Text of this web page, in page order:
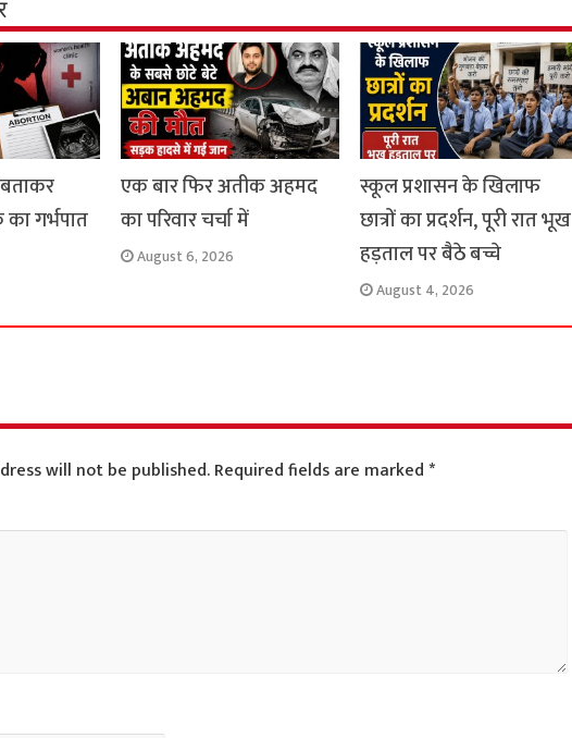
r
a
m
n
k
गर्भपात
एक बार फिर अतीक अहमद
का परिवार चर्चा में
August 6, 2026
स्कूल प्रशासन के खिलाफ
छात्रों का प्रदर्शन, पूरी रात भूख
हड़ताल पर बैठे बच्चे
August 4, 2026
will not be published. Required fields are marked*